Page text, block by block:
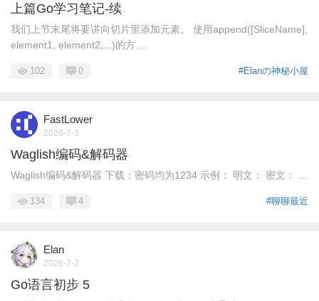
上篇Go学习笔记-续
我们上节末尾将要讲向切片里添加元素。 使用append([SliceName],
element1, element2,...)的方 ...
#Elanの神秘小屋
102 0
FastLower
2026-7-3
Waglish编码&解码器
Waglish编码&解码器 下载：密码均为1234 示例： 明文： 密文： ...
#聊聊最近
134 4
Elan
2026-7-3
Go语言初步 5